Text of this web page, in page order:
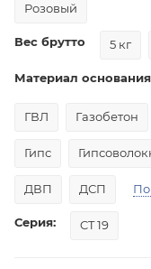
Розовый
Вес брутто 5 кг
Материал основания
ГВЛ Газобетон
Гипс
ДВП ДСП
Серия: CT 19